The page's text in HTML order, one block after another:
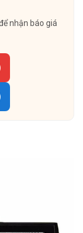
nhận báo giá